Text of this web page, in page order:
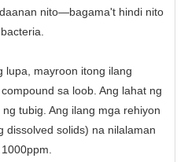
nito—bagama't hindi nito
lupa, mayroon itong ilang
sa loob. Ang lahat ng
tubig. Ang ilang mga rehiyon
dissolved solids) na nilalaman